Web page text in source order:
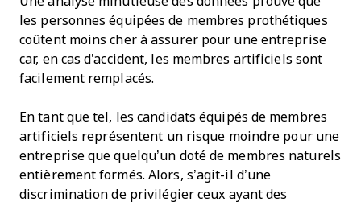
les personnes équipées de membres prothétiques
coûtent moins cher à assurer pour une entreprise
car, en cas d'accident, les membres artificiels sont
facilement remplacés.
En tant que tel, les candidats équipés de membres
artificiels représentent un risque moindre pour une
entreprise que quelqu’un doté de membres naturels
entièrement formés. Alors, s’agit-il d’une
discrimination de privilégier ceux ayant des